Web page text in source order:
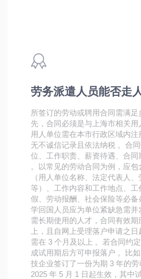
劳务派遣人员能否走
所签订的劳动或聘用合同需满
先，合同必须是与上海市相关用
用人单位需在本市行政区域内注
无不诚信记录且依法纳税 。合
位、工作职责、薪资待遇、合同
。以常见的劳动合同为例，应包
（用人单位名称、法定代表人、
等）、工作内容和工作地点、工
假、劳动报酬、社会保险等必备
学回国人员应为单位紧缺急需并
需长期使用的人才，合同有效期
上，且自网上受理落户申请之
需在 3 个月及以上 。若合同约
成试用期后方可申报落户 。比
技企业签订了一份为期 3 年的劳
2025 年 5 月 1 日起生效，其中